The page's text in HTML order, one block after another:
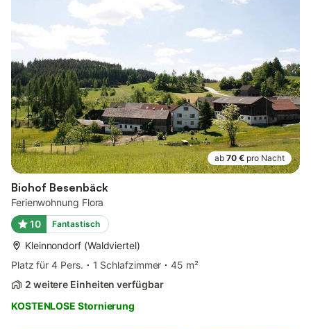
ab 70 € pro Nacht
Biohof Besenbäck
Ferienwohnung Flora
10
Fantastisch
Kleinnondorf (Waldviertel)
Platz für 4 Pers.
1 Schlafzimmer
45 m²
2 weitere Einheiten verfügbar
KOSTENLOSE Stornierung